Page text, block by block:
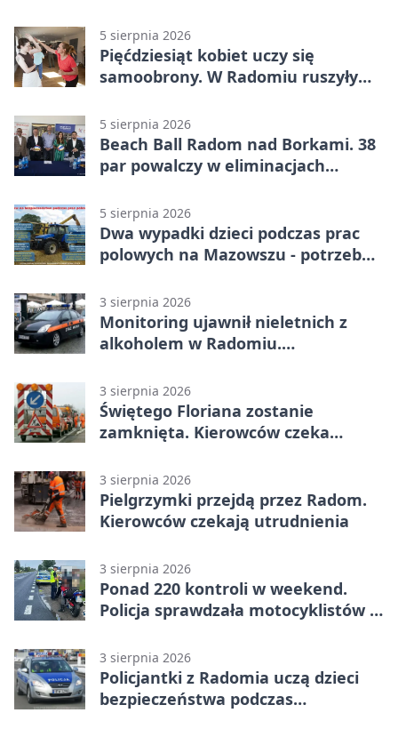
5 sierpnia 2026
Pięćdziesiąt kobiet uczy się
samoobrony. W Radomiu ruszyły
5 sierpnia 2026
Beach Ball Radom nad Borkami. 38
par powalczy w eliminacjach
5 sierpnia 2026
Dwa wypadki dzieci podczas prac
polowych na Mazowszu - potrzebna
3 sierpnia 2026
Monitoring ujawnił nieletnich z
alkoholem w Radomiu.
3 sierpnia 2026
Świętego Floriana zostanie
zamknięta. Kierowców czeka
3 sierpnia 2026
Pielgrzymki przejdą przez Radom.
Kierowców czekają utrudnienia
3 sierpnia 2026
Ponad 220 kontroli w weekend.
Policja sprawdzała motocyklistów w
3 sierpnia 2026
Policjantki z Radomia uczą dzieci
bezpieczeństwa podczas